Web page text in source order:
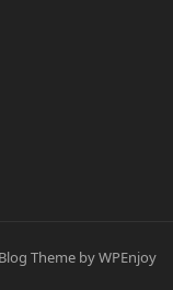
Theme byWPEnjoy